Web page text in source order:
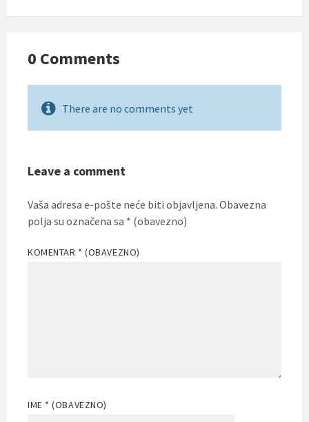
0 Comments
There are no comments yet
Leave a comment
Vaša adresa e-pošte neće biti objavljena. Obavezna
polja su označena sa * (obavezno)
KOMENTAR * (OBAVEZNO)
IME * (OBAVEZNO)